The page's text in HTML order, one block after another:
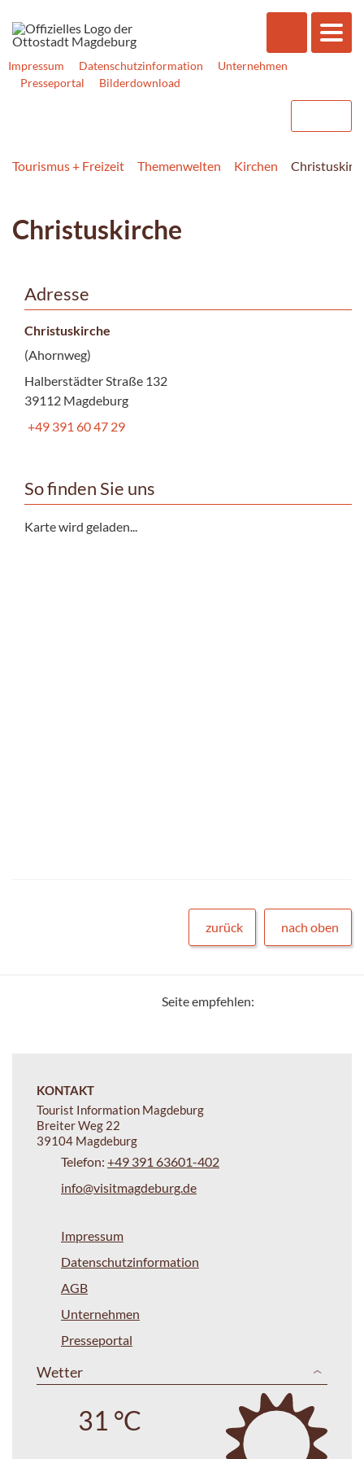
Impressum Datenschutzinformation
Unternehmen
Presseportal
Bilderdownload
Tourismus + Freizeit Themenwelten Kirchen
Christuskirche
Adresse
Christuskirche
(Ahornweg)
Halberstädter Straße 132
39112 Magdeburg
+49 391 60 47 29
So finden Sie uns
Karte wird geladen...
zurück nach oben
Seite empfehlen:
KONTAKT
Tourist Information Magdeburg
Breiter Weg 22
39104 Magdeburg
Telefon: +49 391 63601-402
info@visitmagdeburg.de
Impressum
Datenschutzinformation
AGB
Unternehmen
Presseportal
Wetter
31 °C